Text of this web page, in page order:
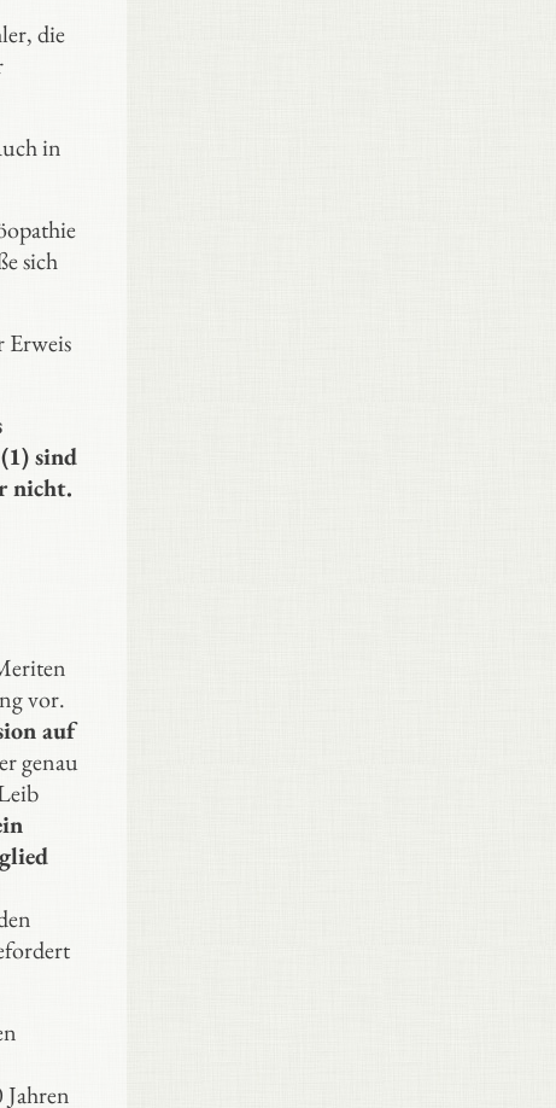
die
in
sich
Erweis
sind
nicht.
vor.
auf
genau